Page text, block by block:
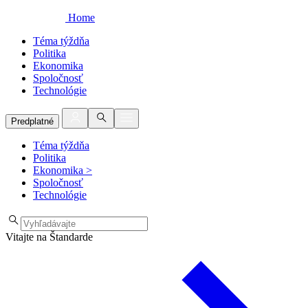
Home
Téma týždňa
Politika
Ekonomika
Spoločnosť
Technológie
Predplatné
Téma týždňa
Politika
Ekonomika >
Spoločnosť
Technológie
Vitajte na Štandarde